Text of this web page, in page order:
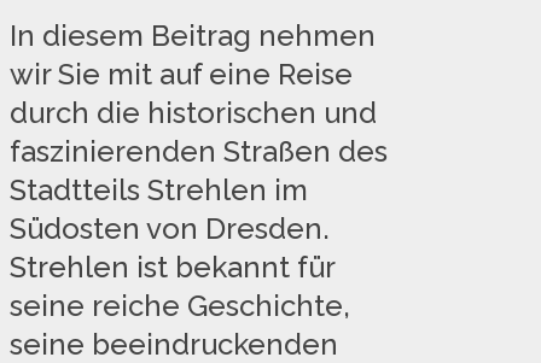
In diesem Beitrag nehmen
wir Sie mit auf eine Reise
durch die historischen und
faszinierenden Straßen des
Stadtteils Strehlen im
Südosten von Dresden.
Strehlen ist bekannt für
seine reiche Geschichte,
seine beeindruckenden